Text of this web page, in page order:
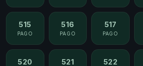
515
PAGO
516
PAGO
517
PAGO
520 521 522